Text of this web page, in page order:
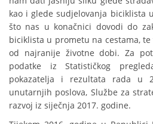
kao i glede sudjelovanja biciklista
što nas u konačnici dovodi do
biciklista u prometu na cestama,
od najranije životne dobi. Za
podatke iz Statističkog
pokazatelja i rezultata rada u
unutarnjih poslova, Službe za
razvoj iz siječnja 2017. godine.